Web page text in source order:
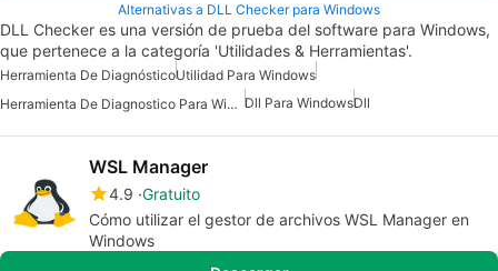
Alternativas a DLL Checker para Windows
DLL Checker es una versión de prueba del software para Windows,
que pertenece a la categoría 'Utilidades & Herramientas'.
Herramienta De DiagnósticoUtilidad Para Windows
Herramienta De Diagnostico Para Windows Dll Para WindowsDll
WSL Manager
4.9 Gratuito
Cómo utilizar el gestor de archivos WSL Manager en
Windows